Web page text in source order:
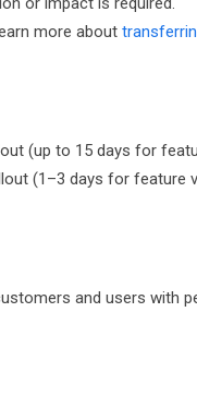
more about
(up to 15 days for
(1–3 days for feature
and users with